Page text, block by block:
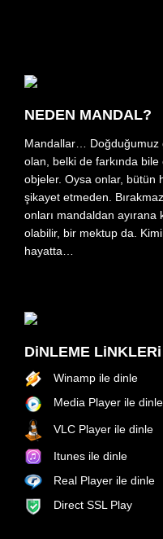
NEDEN MANDAL?
Mandallar… Doğduğumuz
olan, belki de farkında bile
objeler. Oysa onlar, bütün
şikayet etmeden.
onları mandaldan
olabilir, bir mektup da.
hayatta…
DiNLEME LiNKLERi
Winamp ile dinle
Media Player ile dinle
VLC Player ile dinle
Itunes ile dinle
Real Player ile dinle
Direct SSL Play